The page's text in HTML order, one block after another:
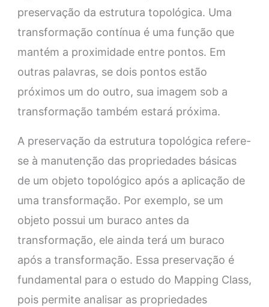
preservação da estrutura topológica. Uma
transformação contínua é uma função que
mantém a proximidade entre pontos. Em
outras palavras, se dois pontos estão
próximos um do outro, sua imagem sob a
transformação também estará próxima.
A preservação da estrutura topológica refere-
se à manutenção das propriedades básicas
de um objeto topológico após a aplicação de
uma transformação. Por exemplo, se um
objeto possui um buraco antes da
transformação, ele ainda terá um buraco
após a transformação. Essa preservação é
fundamental para o estudo do Mapping Class,
pois permite analisar as propriedades